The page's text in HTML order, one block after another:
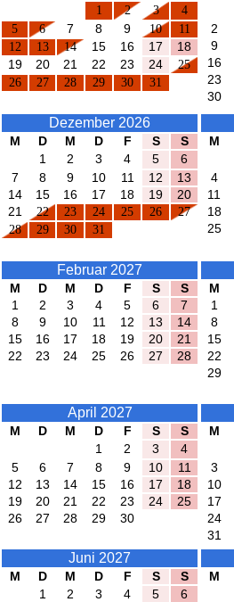
1
2 3
4
5
6 7 8 9 10
11
12
13 14 15 16 17
18
19
20 21 22 23 24
25
26
27 28 29 30 31
2
9
16
23
30
Dezember 2026
M D M D F S
S
1
2 3 4 5
6
7
8 9 10 11 12
13
14
15 16 17 18 19
20
21
22 23 24 25 26
27
28
29 30 31
M
4
11
18
25
Februar 2027
M D M D F S
S
1
2 3 4 5 6
7
8
9 10 11 12 13
14
15
16 17 18 19 20
21
22
23 24 25 26 27 28
M
1
8
15
22
29
April 2027
M D M D F S
S
1
2 3
4
5
6 7 8 9 10
11
12
13 14 15 16 17
18
19
20 21 22 23 24
25
26
27 28 29 30
M
3
10
17
24
31
Juni 2027
M D M D F S
S
1
2 3 4 5
6
M